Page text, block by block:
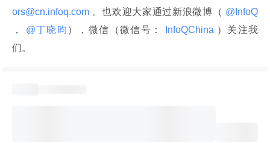
ors@cn.infoq.com 。也欢迎大家通过新浪微博（
，
@丁晓昀 ），微信（微信号： InfoQChina ）关注我
们。